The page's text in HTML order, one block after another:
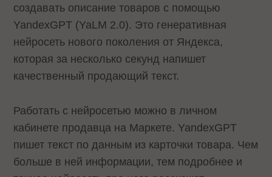
создавать описание товаров с помощью
YandexGPT (YaLM 2.0). Это генеративная
нейросеть нового поколения от Яндекса,
которая за несколько секунд напишет
качественный продающий текст.
Работать с нейросетью можно в личном
кабинете продавца на Маркете. YandexGPT
пишет текст по данным из карточки товара. Чем
больше в ней информации, тем подробнее и